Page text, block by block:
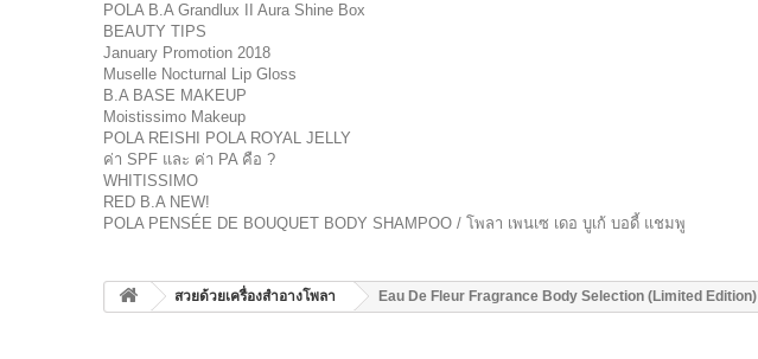
POLA B.A Grandlux II Aura Shine Box
BEAUTY TIPS
January Promotion 2018
Muselle Nocturnal Lip Gloss
B.A BASE MAKEUP
Moistissimo Makeup
POLA REISHI POLA ROYAL JELLY
ค่า SPF และ ค่า PA คือ ?
WHITISSIMO
RED B.A NEW!
POLA PENSÉE DE BOUQUET BODY SHAMPOO / โพลา เพนเซ เดอ บูเก้ บอดี้ แชมพู
สวยด้วยเครื่องสำอางโพลา Eau De Fleur Fragrance Body Selection (Limited Edition)